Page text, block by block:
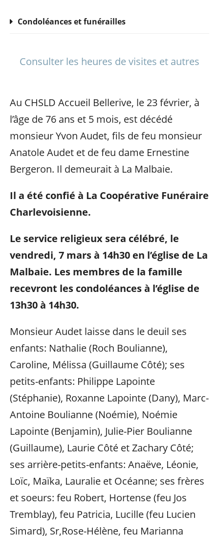
Condoléances et funérailles
Consulter les heures de visites et autres
Au CHSLD Accueil Bellerive, le 23 février, à
l’âge de 76 ans et 5 mois, est décédé
monsieur Yvon Audet, fils de feu monsieur
Anatole Audet et de feu dame Ernestine
Bergeron. Il demeurait à La Malbaie.
Il a été confié à La Coopérative Funéraire
Charlevoisienne.
Le service religieux sera célébré, le
vendredi, 7 mars à 14h30 en l’église de La
Malbaie. Les membres de la famille
recevront les condoléances à l’église de
13h30 à 14h30.
Monsieur Audet laisse dans le deuil ses
enfants: Nathalie (Roch Boulianne),
Caroline, Mélissa (Guillaume Côté); ses
petits-enfants: Philippe Lapointe
(Stéphanie), Roxanne Lapointe (Dany), Marc-
Antoine Boulianne (Noémie), Noémie
Lapointe (Benjamin), Julie-Pier Boulianne
(Guillaume), Laurie Côté et Zachary Côté;
ses arrière-petits-enfants: Anaëve, Léonie,
Loïc, Maïka, Lauralie et Océanne; ses frères
et soeurs: feu Robert, Hortense (feu Jos
Tremblay), feu Patricia, Lucille (feu Lucien
Simard), Sr,Rose-Hélène, feu Marianna